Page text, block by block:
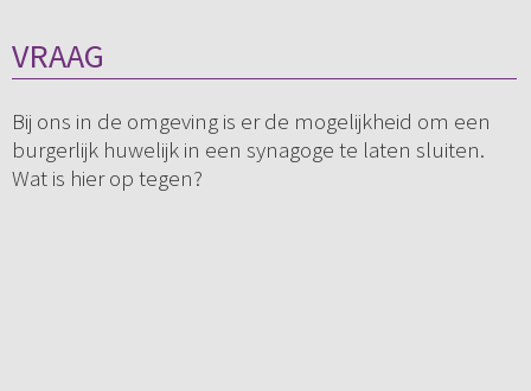
VRAAG
Bij ons in de omgeving is er de mogelijkheid om een
burgerlijk huwelijk in een synagoge te laten sluiten.
Wat is hier op tegen?